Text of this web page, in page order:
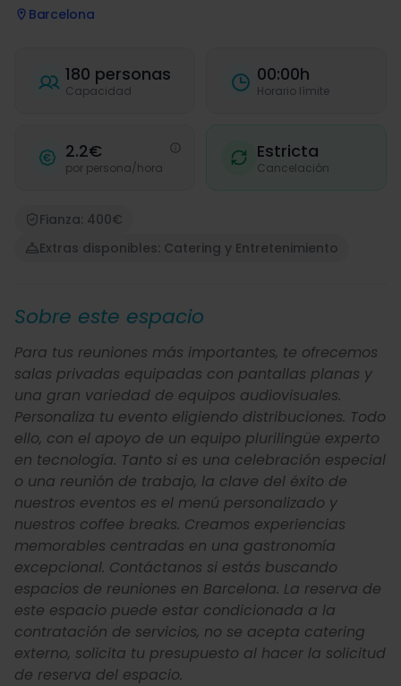
Barcelona
180 personas
Capacidad
00:00h
Horario límite
2.2€
por persona/hora
Estricta
Cancelación
Fianza: 400€
Extras disponibles: Catering y Entretenimiento
Sobre este espacio
Para tus reuniones más importantes, te ofrecemos
salas privadas equipadas con pantallas planas y
una gran variedad de equipos audiovisuales.
Personaliza tu evento eligiendo distribuciones. Todo
ello, con el apoyo de un equipo plurilingüe experto
en tecnología. Tanto si es una celebración especial
o una reunión de trabajo, la clave del éxito de
nuestros eventos es el menú personalizado y
nuestros coffee breaks. Creamos experiencias
memorables centradas en una gastronomía
excepcional. Contáctanos si estás buscando
espacios de reuniones en Barcelona. La reserva de
este espacio puede estar condicionada a la
contratación de servicios, no se acepta catering
externo, solicita tu presupuesto al hacer la solicitud
de reserva del espacio.